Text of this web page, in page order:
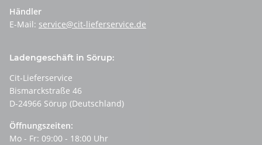
Händler
E-Mail: service@cit-lieferservice.de
Ladengeschäft in Sörup:
Cit-Lieferservice
Bismarckstraße 46
D-24966 Sörup (Deutschland)
Öffnungszeiten:
Mo - Fr: 09:00 - 18:00 Uhr